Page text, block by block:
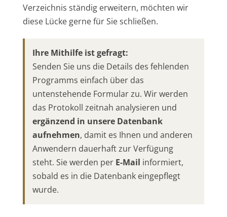
Verzeichnis ständig erweitern, möchten wir
diese Lücke gerne für Sie schließen.
Ihre Mithilfe ist gefragt:
Senden Sie uns die Details des fehlenden
Programms einfach über das
untenstehende Formular zu. Wir werden
das Protokoll zeitnah analysieren und
ergänzend in unsere Datenbank
aufnehmen, damit es Ihnen und anderen
Anwendern dauerhaft zur Verfügung
steht. Sie werden per E-Mail informiert,
sobald es in die Datenbank eingepflegt
wurde.